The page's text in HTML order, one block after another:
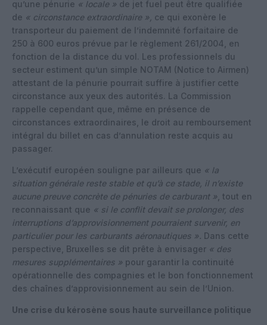
qu’une pénurie « locale » de jet fuel peut être qualifiée
de « circonstance extraordinaire », ce qui exonère le
transporteur du paiement de l’indemnité forfaitaire de
250 à 600 euros prévue par le règlement 261/2004, en
fonction de la distance du vol. Les professionnels du
secteur estiment qu’un simple NOTAM (Notice to Airmen)
attestant de la pénurie pourrait suffire à justifier cette
circonstance aux yeux des autorités. La Commission
rappelle cependant que, même en présence de
circonstances extraordinaires, le droit au remboursement
intégral du billet en cas d’annulation reste acquis au
passager.
L’exécutif européen souligne par ailleurs que « la
situation générale reste stable et qu’à ce stade, il n’existe
aucune preuve concrète de pénuries de carburant » , tout en
reconnaissant que « si le conflit devait se prolonger, des
interruptions d’approvisionnement pourraient survenir, en
particulier pour les carburants aéronautiques ». Dans cette
perspective, Bruxelles se dit prête à envisager « des
mesures supplémentaires » pour garantir la continuité
opérationnelle des compagnies et le bon fonctionnement
des chaînes d’approvisionnement au sein de l’Union.
Une crise du kérosène sous haute surveillance politique